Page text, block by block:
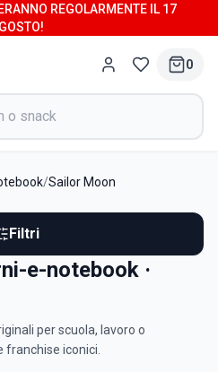
REGOLARMENTE IL 17
0
/Sailor Moon
Filtri
e-notebook ·
per scuola, lavoro o
franchise iconici.